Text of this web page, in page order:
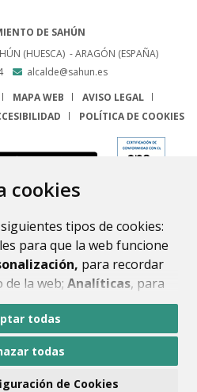
cookies
tipos de cookies:
para que la web funcione
para recordar
la web; Analíticas, para
de la web y sus servicios.
“Aceptar todas”
su uso. Si pulsa el botón
todas
todas
de Cookies
DE SAHÚN
(HUESCA) - ARAGÓN (ESPAÑA)
alcalde@sahun.es
MAPA WEB
AVISO LEGAL
POLÍTICA DE COOKIES